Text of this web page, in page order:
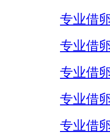
专业借
专业借
专业借
专业借
专业借